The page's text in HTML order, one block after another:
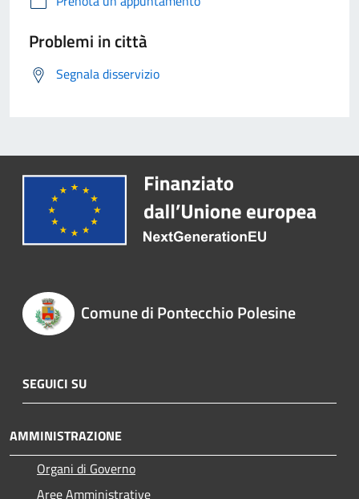
Problemi in città
Segnala disservizio
Comune di Pontecchio Polesine
SEGUICI SU
AMMINISTRAZIONE
Organi di Governo
Aree Amministrative